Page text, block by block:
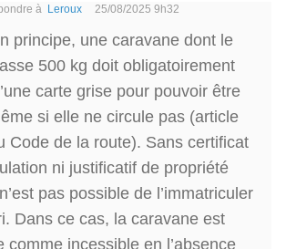
à Leroux 25/08/2025 9h32
principe, une caravane dont le
500 kg doit obligatoirement
carte grise pour pouvoir être
si elle ne circule pas (article
Code de la route). Sans certificat
ni justificatif de propriété
pas possible de l’immatriculer
Dans ce cas, la caravane est
comme incessible en l’absence